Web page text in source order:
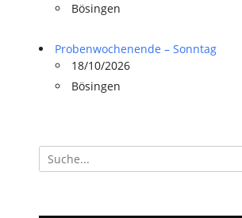
Bösingen
Probenwochenende – Sonntag
18/10/2026
Bösingen
Suchen
nach: